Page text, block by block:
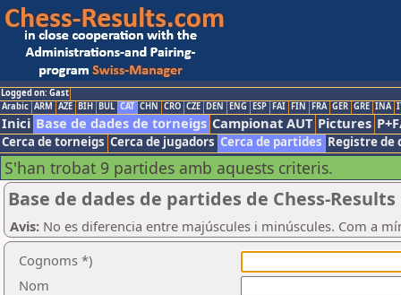
Logged on: Gast
Arabic ARM AZE BIH BUL CAT CHN CRO CZE DEN ENG ESP FAI FIN FRA GER GRE INA
Inici Base de dades de torneigs Campionat AUT Pictures
Cerca de torneigs Cerca de jugadors Cerca de partides Registre de
S'han trobat 9 partides amb aquests criteris.
Base de dades de partides de Chess-Results
Avis: No es diferencia entre majúscules i minúscules. Com a
Cognoms *)
Nom